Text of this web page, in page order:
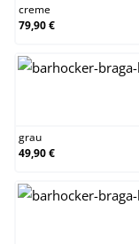
creme
79,90 €
grau
49,90 €